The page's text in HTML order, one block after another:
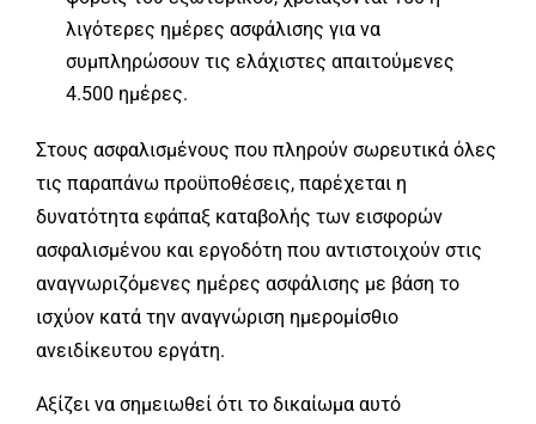
λιγότερες ημέρες ασφάλισης για να
συμπληρώσουν τις ελάχιστες απαιτούμενες
4.500 ημέρες.
Στους ασφαλισμένους που πληρούν σωρευτικά όλες
τις παραπάνω προϋποθέσεις, παρέχεται η
δυνατότητα εφάπαξ καταβολής των εισφορών
ασφαλισμένου και εργοδότη που αντιστοιχούν στις
αναγνωριζόμενες ημέρες ασφάλισης με βάση το
ισχύον κατά την αναγνώριση ημερομίσθιο
ανειδίκευτου εργάτη.
Αξίζει να σημειωθεί ότι το δικαίωμα αυτό